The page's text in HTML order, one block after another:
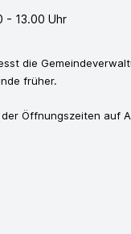
- 13.00 Uhr
die
früher.
Öffnungszeiten auf